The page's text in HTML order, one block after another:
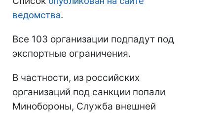
ведомства.
Все 103 организации подпадут под
экспортные ограничения.
В частности, из российских
организаций под санкции попали
Минобороны, Служба внешней